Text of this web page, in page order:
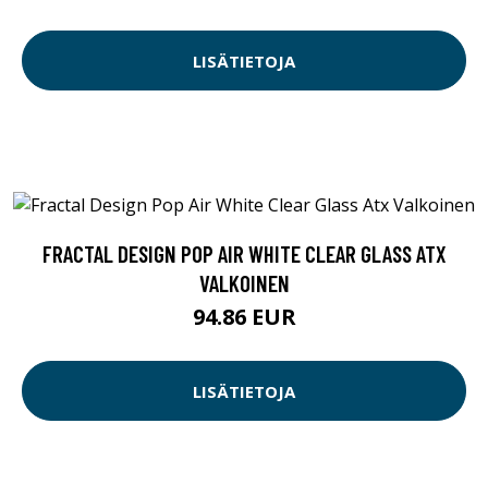
LISÄTIETOJA
FRACTAL DESIGN POP AIR WHITE CLEAR GLASS ATX
VALKOINEN
94.86 EUR
LISÄTIETOJA